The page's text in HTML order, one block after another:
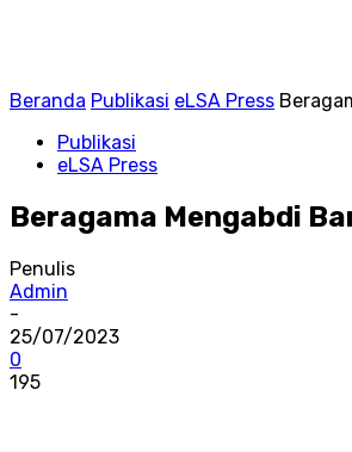
Beranda Publikasi eLSA Press
Publikasi
eLSA Press
Beragama Mengabdi
Penulis
Admin
-
25/07/2023
0
195